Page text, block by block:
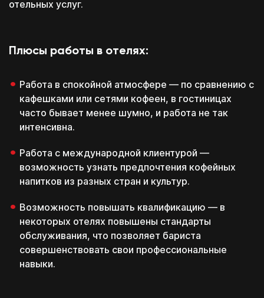
отельных услуг.
Плюсы работы в отелях:
Работа в спокойной атмосфере — по сравнению с
кафешками или сетями кофеен, в гостиницах
часто бывает менее шумно, и работа не так
интенсивна.
Работа с международной клиентурой —
возможность узнать предпочтения кофейных
напитков из разных стран и культур.
Возможность повышать квалификацию — в
некоторых отелях повышены стандарты
обслуживания, что позволяет бариста
совершенствовать свои профессиональные
навыки.